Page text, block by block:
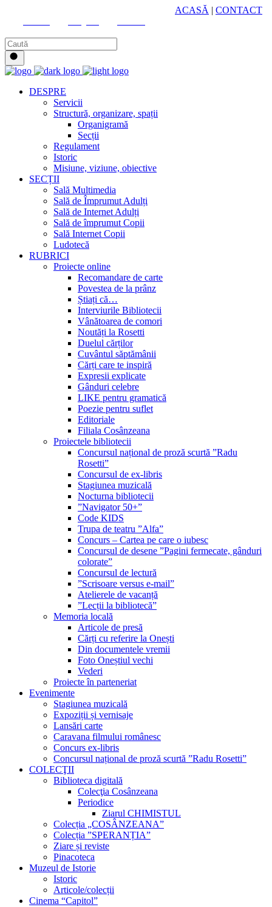
ACASĂ | CONTACT
DESPRE
Servicii
Structură, organizare, spații
Organigramă
Secții
Regulament
Istoric
Misiune, viziune, obiective
SECȚII
Sală Multimedia
Sală de Împrumut Adulți
Sală de Internet Adulți
Sală de împrumut Copii
Sală Internet Copii
Ludotecă
RUBRICI
Proiecte online
Recomandare de carte
Povestea de la prânz
Știați că…
Interviurile Bibliotecii
Vânătoarea de comori
Noutăți la Rosetti
Duelul cărților
Cuvântul săptămânii
Cărți care te inspiră
Expresii explicate
Gânduri celebre
LIKE pentru gramatică
Poezie pentru suflet
Editoriale
Filiala Cosânzeana
Proiectele bibliotecii
Concursul național de proză scurtă ”Radu
Rosetti”
Concursul de ex-libris
Stagiunea muzicală
Nocturna bibliotecii
”Navigator 50+”
Code KIDS
Trupa de teatru ”Alfa”
Concurs – Cartea pe care o iubesc
Concursul de desene ”Pagini fermecate, gânduri
colorate”
Concursul de lectură
”Scrisoare versus e-mail”
Atelierele de vacanță
”Lecții la bibliotecă”
Memoria locală
Articole de presă
Cărți cu referire la Onești
Din documentele vremii
Foto Oneștiul vechi
Vederi
Proiecte în parteneriat
Evenimente
Stagiunea muzicală
Expoziții și vernisaje
Lansări carte
Caravana filmului românesc
Concurs ex-libris
Concursul național de proză scurtă ”Radu Rosetti”
COLECŢII
Biblioteca digitală
Colecţia Cosânzeana
Periodice
Ziarul CHIMISTUL
Colecția „COSÂNZEANA”
Colecția ”SPERANȚIA”
Ziare și reviste
Pinacoteca
Muzeul de Istorie
Istoric
Articole/colecții
Cinema “Capitol”